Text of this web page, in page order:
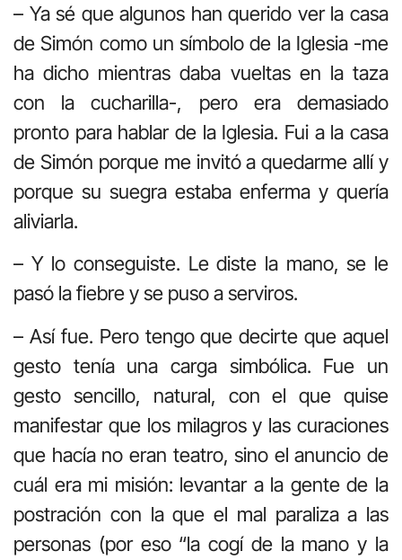
– Ya sé que algunos han querido ver la casa
de Simón como un símbolo de la Iglesia -me
ha dicho mientras daba vueltas en la taza
con la cucharilla-, pero era demasiado
pronto para hablar de la Iglesia. Fui a la casa
de Simón porque me invitó a quedarme allí y
porque su suegra estaba enferma y quería
aliviarla.
– Y lo conseguiste. Le diste la mano, se le
pasó la fiebre y se puso a serviros.
– Así fue. Pero tengo que decirte que aquel
gesto tenía una carga simbólica. Fue un
gesto sencillo, natural, con el que quise
manifestar que los milagros y las curaciones
que hacía no eran teatro, sino el anuncio de
cuál era mi misión: levantar a la gente de la
postración con la que el mal paraliza a las
personas (por eso “la cogí de la mano y la